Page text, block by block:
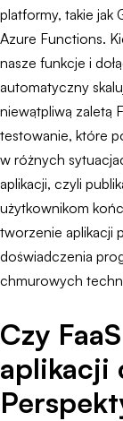
platformy, takie jak
Azure Functions.
nasze funkcje i
automatyczny
niewątpliwą zaletą
testowanie, które
w różnych
aplikacji, czyli
użytkownikom
tworzenie aplikacji
doświadczenia
chmurowych
Czy
aplikacji